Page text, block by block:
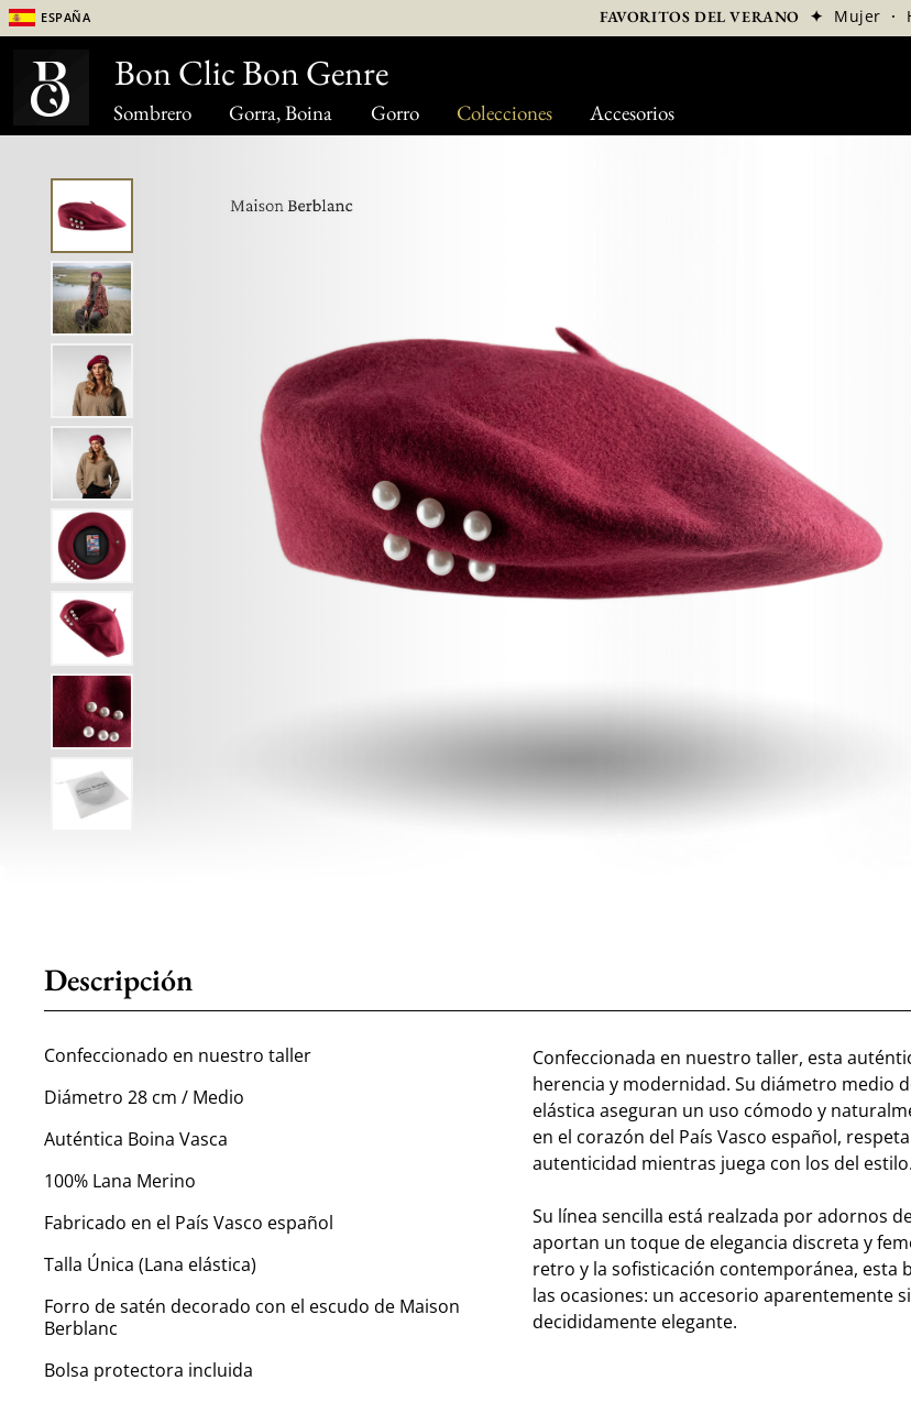
Sombrero Gorra, Boina Gorro Colecciones Accesorios
España FAVORITOS DEL VERANO ✦ Mujer ·
Descripción
Confeccionado en nuestro taller
Diámetro 28 cm / Medio
Auténtica Boina Vasca
100% Lana Merino
Fabricado en el País Vasco español
Talla Única (Lana elástica)
Forro de satén decorado con el escudo de Maison
Berblanc
Bolsa protectora incluida
Confeccionada en nuestro taller, esta
herencia y modernidad. Su diámetro medio
elástica aseguran un uso cómodo y
en el corazón del País Vasco español,
autenticidad mientras juega con los del estilo.
Su línea sencilla está realzada por adornos
aportan un toque de elegancia discreta y
retro y la sofisticación contemporánea, esta
las ocasiones: un accesorio aparentemente
decididamente elegante.
Bon Clic Bon Genre